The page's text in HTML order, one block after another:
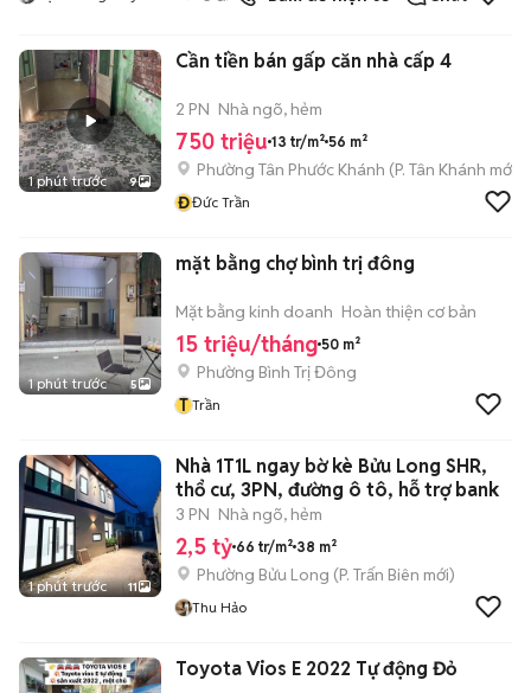
1 phút trước 9
Cần tiền bán gấp căn nhà cấp 4
2 PN Nhà ngõ, hẻm
750 triệu 13 tr/m² 56 m²
Phường Tân Phước Khánh (P. Tân Khánh mới)
ĐĐức Trần
1 phút trước 5
mặt bằng chợ bình trị đông
Mặt bằng kinh doanh Hoàn thiện cơ bản
15 triệu/tháng 50 m²
Phường Bình Trị Đông
T Trần
1 phút trước 11
Nhà 1T1L ngay bờ kè Bửu Long SHR,
thổ cư, 3PN, đường ô tô, hỗ trợ bank
3 PN Nhà ngõ, hẻm
2,5 tỷ 66 tr/m² 38 m²
Phường Bửu Long (P. Trấn Biên mới)
Thu Hảo
Toyota Vios E 2022 Tự động Đỏ